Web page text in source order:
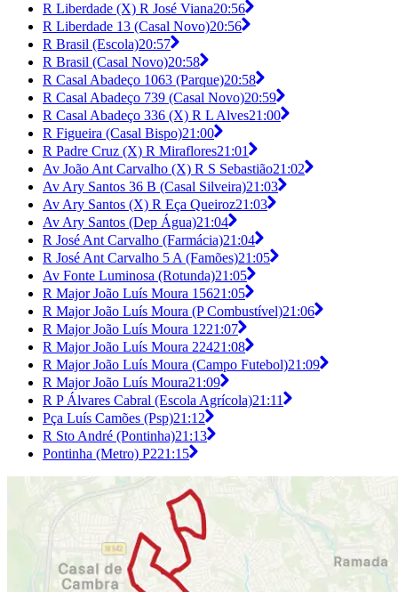
R Liberdade (X) R José Viana20:56
R Liberdade 13 (Casal Novo)20:56
R Brasil (Escola)20:57
R Brasil (Casal Novo)20:58
R Casal Abadeço 1063 (Parque)20:58
R Casal Abadeço 739 (Casal Novo)20:59
R Casal Abadeço 336 (X) R L Alves21:00
R Figueira (Casal Bispo)21:00
R Padre Cruz (X) R Miraflores21:01
Av João Ant Carvalho (X) R S Sebastião21:02
Av Ary Santos 36 B (Casal Silveira)21:03
Av Ary Santos (X) R Eça Queiroz21:03
Av Ary Santos (Dep Água)21:04
R José Ant Carvalho (Farmácia)21:04
R José Ant Carvalho 5 A (Famões)21:05
Av Fonte Luminosa (Rotunda)21:05
R Major João Luís Moura 15621:05
R Major João Luís Moura (P Combustível)21:06
R Major João Luís Moura 1221:07
R Major João Luís Moura 22421:08
R Major João Luís Moura (Campo Futebol)21:09
R Major João Luís Moura21:09
R P Álvares Cabral (Escola Agrícola)21:11
Pça Luís Camões (Psp)21:12
R Sto André (Pontinha)21:13
Pontinha (Metro) P221:15